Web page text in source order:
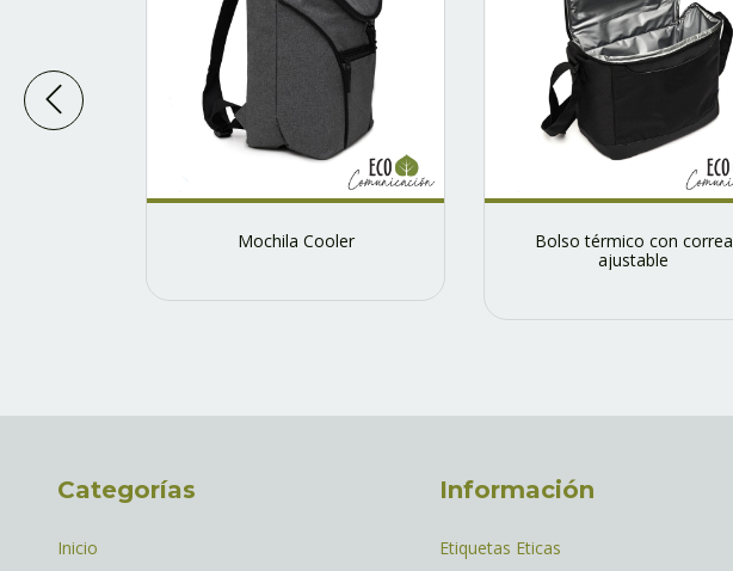
Mochila Cooler
Bolso térmico con correa
ajustable
Categorías
Inicio
Información
Etiquetas Eticas